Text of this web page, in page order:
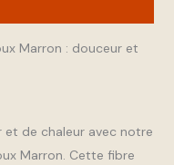
Marron : douceur et
et de chaleur avec notre
Marron. Cette fibre